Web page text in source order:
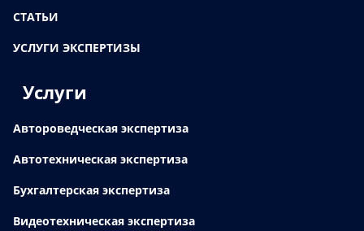
СТАТЬИ
УСЛУГИ ЭКСПЕРТИЗЫ
Услуги
Автороведческая экспертиза
Автотехническая экспертиза
Бухгалтерская экспертиза
Видеотехническая экспертиза